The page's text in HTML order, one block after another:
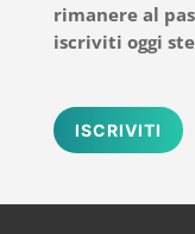
rimanere al
iscriviti oggi
ISCRIVITI